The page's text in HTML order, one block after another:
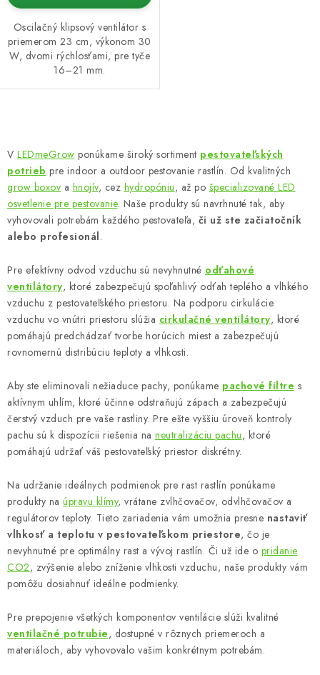
Oscilačný klipsový ventilátor s
priemerom 23 cm, výkonom 30
W, dvomi rýchlosťami, pre tyče
16–21 mm.
v
l
á
d
a
c
i
e
p
r
v
k
v
ý
p
i
u
V LEDmeGrow ponúkame široký sortiment pestovateľských
potrieb pre indoor a outdoor pestovanie rastlín. Od kvalitných
grow boxov a hnojív, cez hydropóniu, až po špecializované LED
osvetlenie pre pestovanie. Naše produkty sú navrhnuté tak, aby
vyhovovali potrebám každého pestovateľa, či už ste začiatočník
alebo profesionál.
Pre efektívny odvod vzduchu sú nevyhnutné odťahové
ventilátory, ktoré zabezpečujú spoľahlivý odťah teplého a vlhkého
vzduchu z pestovateľského priestoru. Na podporu cirkulácie
vzduchu vo vnútri priestoru slúžia cirkulačné ventilátory, ktoré
pomáhajú predchádzať tvorbe horúcich miest a zabezpečujú
rovnomernú distribúciu teploty a vlhkosti.
Aby ste eliminovali nežiaduce pachy, ponúkame pachové filtre s
aktívnym uhlím, ktoré účinne odstraňujú zápach a zabezpečujú
čerstvý vzduch pre vaše rastliny. Pre ešte vyššiu úroveň kontroly
pachu sú k dispozícii riešenia na neutralizáciu pachu, ktoré
pomáhajú udržať váš pestovateľský priestor diskrétny.
Na udržanie ideálnych podmienok pre rast rastlín ponúkame
produkty na úpravu klímy, vrátane zvlhčovačov, odvlhčovačov a
regulátorov teploty. Tieto zariadenia vám umožnia presne nastaviť
vlhkosť a teplotu v pestovateľskom priestore, čo je
nevyhnutné pre optimálny rast a vývoj rastlín. Či už ide o pridanie
CO2, zvýšenie alebo zníženie vlhkosti vzduchu, naše produkty vám
pomôžu dosiahnuť ideálne podmienky.
Pre prepojenie všetkých komponentov ventilácie slúži kvalitné
ventilačné potrubie, dostupné v rôznych priemeroch a
materiáloch, aby vyhovovalo vašim konkrétnym potrebám.